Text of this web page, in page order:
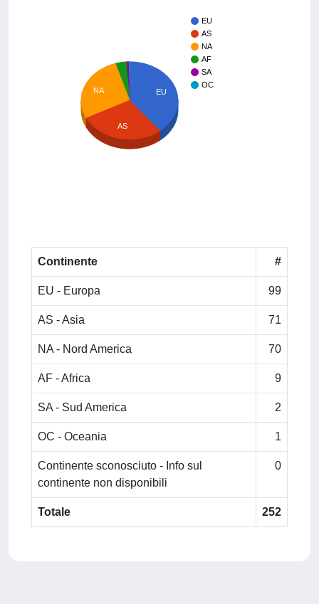
EU
AS
NA
AF
SA
OC
EU
NA
AS
Continente #
EU - Europa 99
AS - Asia 71
NA - Nord America 70
AF - Africa 9
SA - Sud America 2
OC - Oceania 1
Continente sconosciuto - Info sul
continente non disponibili
0
Totale 252